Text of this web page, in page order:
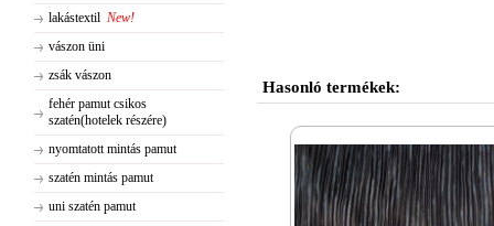
lakástextil New!
vászon üni
zsák vászon
fehér pamut csikos
szatén(hotelek részére)
nyomtatott mintás pamut
szatén mintás pamut
uni szatén pamut
Hasonló termékek: